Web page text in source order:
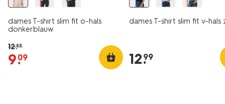
dames T-shirt slim fit o-hals
donkerblauw
12.99
9.
09
dames T-shirt slim fit v-hals
12.
99